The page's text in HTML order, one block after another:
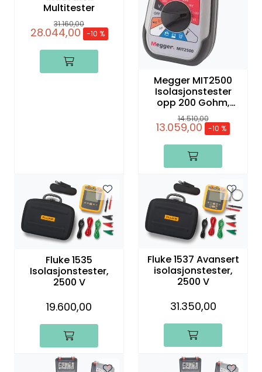
Multitester
31.160,00
28.044,00 -10 %
Megger MIT2500
Isolasjonstester
opp 200 Gohm,
2500 V LG7
14.510,00
13.059,00 -10 %
Fluke 1535
Isolasjonstester,
2500 V
19.600,00
Fluke 1537 Avansert
isolasjonstester,
2500 V
31.350,00